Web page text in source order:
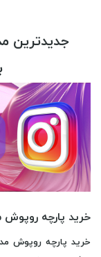
جدیدترین
خرید پارچه روپوش
خرید پارچه روپوش